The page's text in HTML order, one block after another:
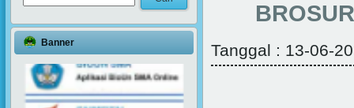
Banner Tanggal : 13-06-